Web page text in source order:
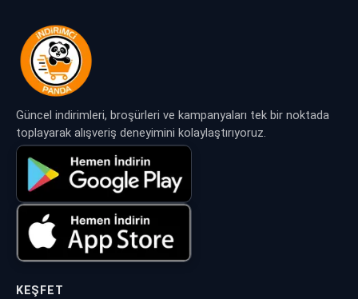
Güncel indirimleri, broşürleri ve kampanyaları tek bir noktada
toplayarak alışveriş deneyimini kolaylaştırıyoruz.
KEŞFET